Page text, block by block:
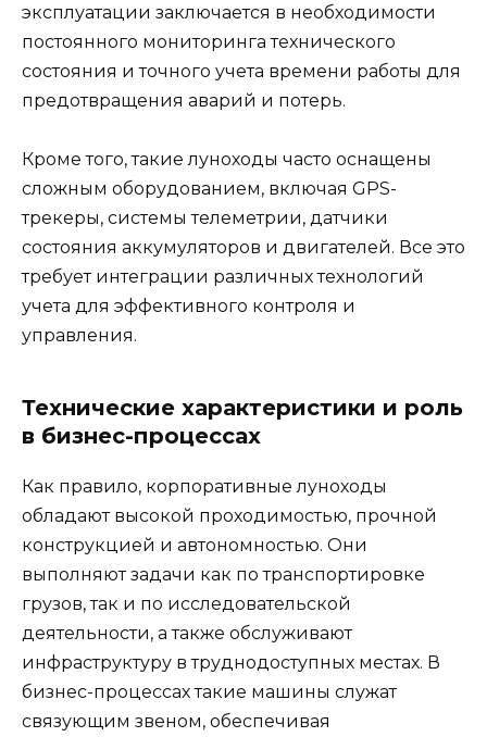
эксплуатации заключается в необходимости
постоянного мониторинга технического
состояния и точного учета времени работы для
предотвращения аварий и потерь.
Кроме того, такие луноходы часто оснащены
сложным оборудованием, включая GPS-
трекеры, системы телеметрии, датчики
состояния аккумуляторов и двигателей. Все это
требует интеграции различных технологий
учета для эффективного контроля и
управления.
Технические характеристики и роль
в бизнес-процессах
Как правило, корпоративные луноходы
обладают высокой проходимостью, прочной
конструкцией и автономностью. Они
выполняют задачи как по транспортировке
грузов, так и по исследовательской
деятельности, а также обслуживают
инфраструктуру в труднодоступных местах. В
бизнес-процессах такие машины служат
связующим звеном, обеспечивая